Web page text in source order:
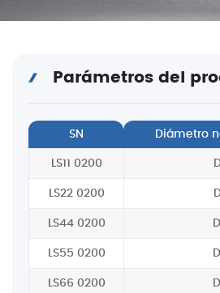
Parámetros del
SN Diámetro
LS11 0200
LS22 0200
LS44 0200
LS55 0200
LS66 0200